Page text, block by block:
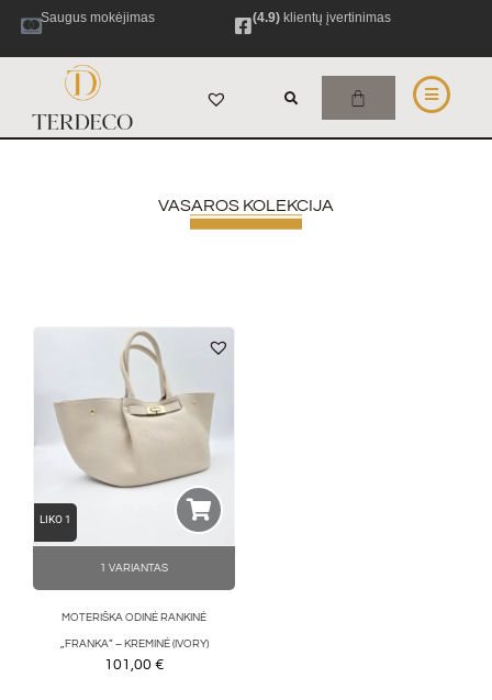
Saugus mokėjimas (4.9)klientų įvertinimas
VASAROS KOLEKCIJA
LIKO 1
1 VARIANTAS
MOTERIŠKA ODINĖ RANKINĖ
„FRANKA” – KREMINĖ (IVORY)
101,00 €